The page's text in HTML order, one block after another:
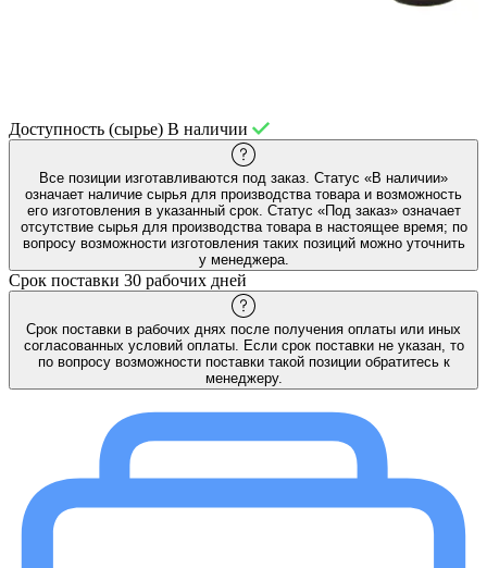
Доступность (сырье) В наличии
Все позиции изготавливаются под заказ. Статус «В наличии»
означает наличие сырья для производства товара и возможность
его изготовления в указанный срок. Статус «Под заказ» означает
отсутствие сырья для производства товара в настоящее время; по
вопросу возможности изготовления таких позиций можно уточнить
у менеджера.
Срок поставки 30 рабочих дней
Срок поставки в рабочих днях после получения оплаты или иных
согласованных условий оплаты. Если срок поставки не указан, то
по вопросу возможности поставки такой позиции обратитесь к
менеджеру.